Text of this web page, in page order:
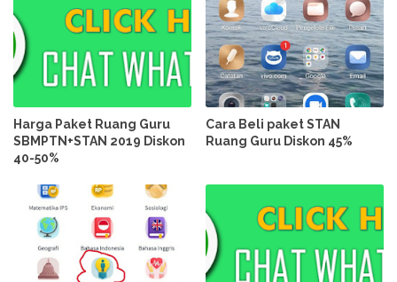
Harga Paket Ruang Guru
SBMPTN+STAN 2019 Diskon
40-50%
Cara Beli paket STAN
Ruang Guru Diskon 45%